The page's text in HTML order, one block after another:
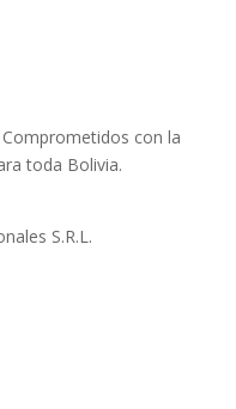
con la
toda Bolivia.
S.R.L.